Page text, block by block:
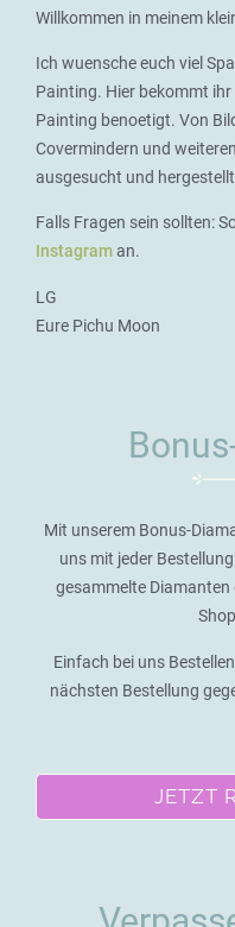
Willkommen in meinem
Ich wuensche euch viel
Painting. Hier bekommt
Painting benoetigt. Von
Covermindern und
ausgesucht und
Falls Fragen sein sollten:
Instagraman.
LG
Eure Pichu Moon
Mit unserem Bonus-
uns mit jeder
gesammelte
Einfach bei uns
nächsten Bestellung
JETZT